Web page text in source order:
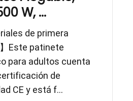
W, ...
de primera
Este patinete
para adultos cuenta
de
CE y está f...